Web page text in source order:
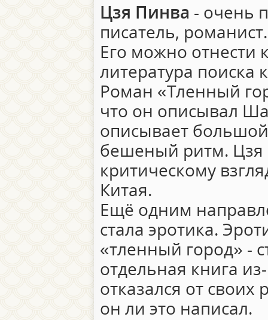
Цзя Пинва - очень
писатель, романист.
Его можно отнести
литература поиска
Роман «Тленный
что он описывал
описывает
бешеный ритм.
критическому
Китая.
Ещё одним
стала эротика.
«тленный город» -
отдельная книга
отказался от своих
он ли это написал.